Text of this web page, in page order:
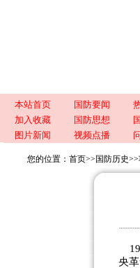
本站首页 国防要闻
加入收藏
国防思想
图片新闻
视频点播
您的位置： 首页>> 国防历史>>
央